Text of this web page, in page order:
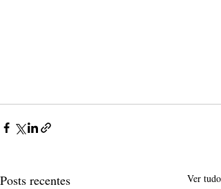
Posts recentes Ver tudo